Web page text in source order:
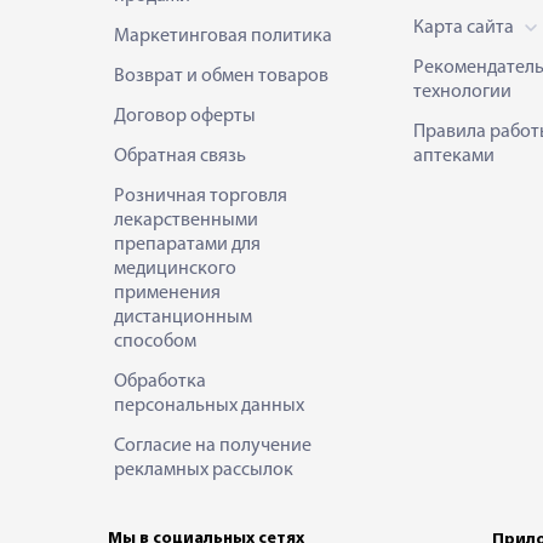
Маркетинговая политика
Возврат и обмен товаров
Договор оферты
Обратная связь
Розничная торговля
лекарственными
препаратами для
медицинского
применения
дистанционным
способом
Обработка
персональных данных
Согласие на получение
рекламных рассылок
Карта сайта
технологии
Правила
аптеками
Мы в социальных сетях